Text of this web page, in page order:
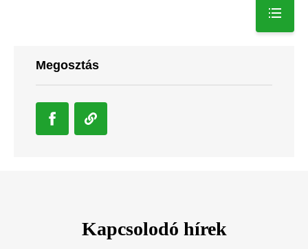
Megosztás
Kapcsolodó hírek